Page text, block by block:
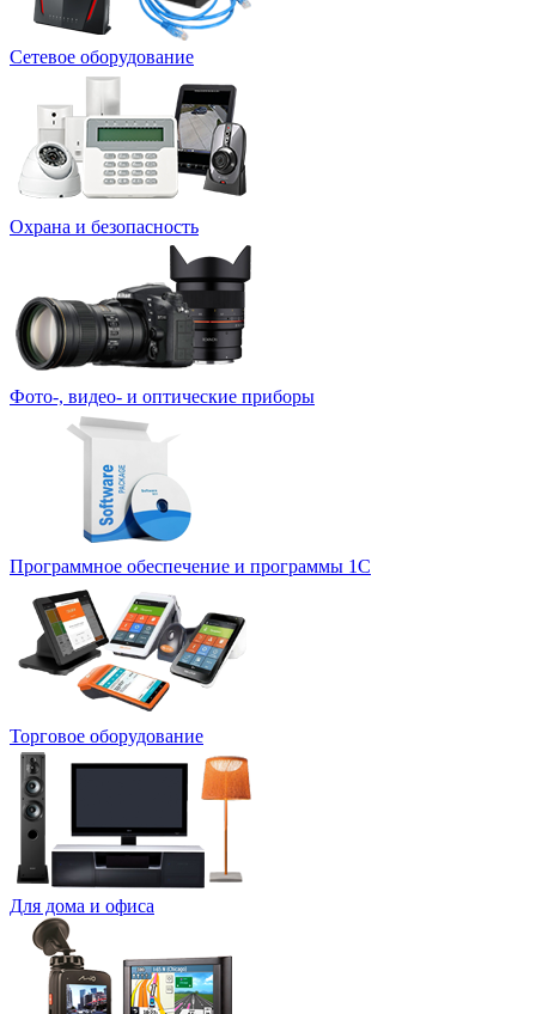
Сетевое оборудование
Охрана и безопасность
Фото-, видео- и оптические приборы
Программное обеспечение и программы 1С
Торговое оборудование
Для дома и офиса